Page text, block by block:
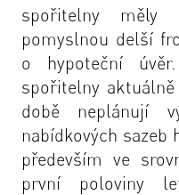
spořitelny
pomyslnou delší
o hypoteční
spořitelny
době neplánují
nabídkových sazeb
především ve
první poloviny